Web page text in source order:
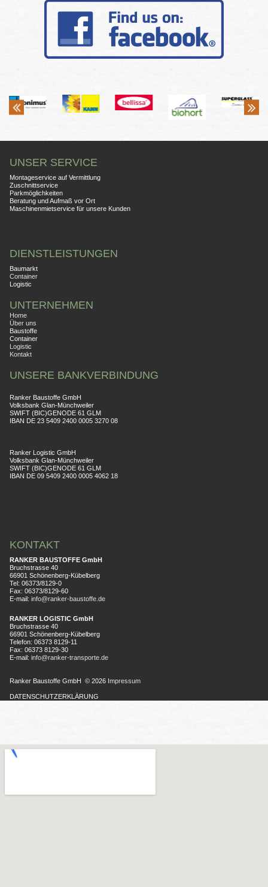
UNSER SERVICE
Montageservice auf Vermittlung
Zuschnittservice
Parkmöglichkeiten
Beratung und Aufmaß vor Ort
Maschinenmietservice für unsere Kunden
DIENSTLEISTUNGEN
Baumarkt
Container
Logistic
UNTERNEHMEN
Home
Über uns
Baustoffe
Container
Logistic
Kontakt
UNSERE BANKVERBINDUNG
Ranker Baustoffe GmbH
Volksbank Glan-Münchweiler
SWIFT (BIC)GENODE 61 GLM
IBAN DE 23 5409 2400 0005 3270 08
Ranker Logistic GmbH
Volksbank Glan-Münchweiler
SWIFT (BIC)GENODE 61 GLM
IBAN DE 09 5409 2400 0005 4062 18
KONTAKT
RANKER BAUSTOFFE GmbH
Bruchstrasse 40
66901 Schönenberg-Kübelberg
Tel: 06373/8129-0
Fax: 06373/8129-60
E-mail: info@ranker-baustoffe.de
RANKER LOGISTIC GmbH
Bruchstrasse 40
66901 Schönenberg-Kübelberg
Telefon: 06373 8129-11
Fax: 06373 8129-30
E-mail: info@ranker-transporte.de​​​​​​​
Ranker Baustoffe GmbH © 2026 Impressum
DATENSCHUTZERKLÄRUNG